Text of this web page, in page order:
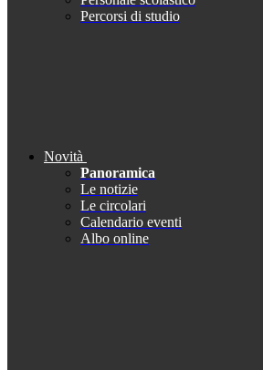
Percorsi di studio
Novità
Panoramica
Le notizie
Le circolari
Calendario eventi
Albo online